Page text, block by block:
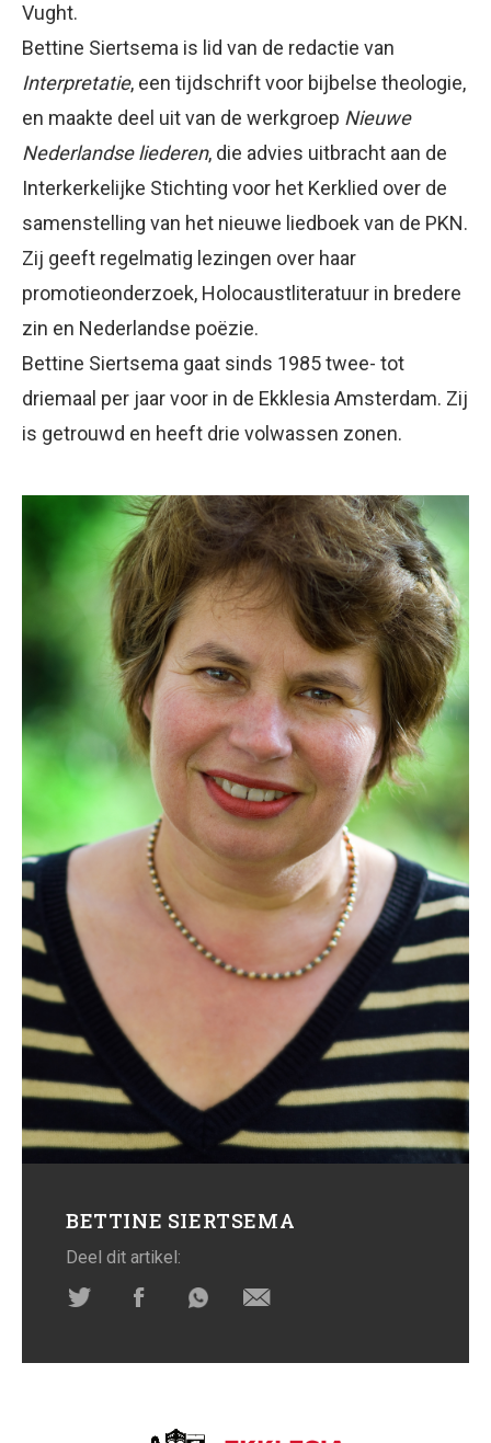
Vught.
Bettine Siertsema is lid van de redactie van
Interpretatie, een tijdschrift voor bijbelse theologie,
en maakte deel uit van de werkgroep Nieuwe
Nederlandse liederen, die advies uitbracht aan de
Interkerkelijke Stichting voor het Kerklied over de
samenstelling van het nieuwe liedboek van de PKN.
Zij geeft regelmatig lezingen over haar
promotieonderzoek, Holocaustliteratuur in bredere
zin en Nederlandse poëzie.
Bettine Siertsema gaat sinds 1985 twee- tot
driemaal per jaar voor in de Ekklesia Amsterdam. Zij
is getrouwd en heeft drie volwassen zonen.
BETTINE SIERTSEMA
Deel dit artikel: